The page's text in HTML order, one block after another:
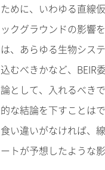
ために、いわゆる直線
ックグラウンドの影響
は、あらゆる生物シス
込むべきかなど、BEIR
論として、入れるべき
的な結論を下すことは
食い違いがなければ、
ートが予想したような